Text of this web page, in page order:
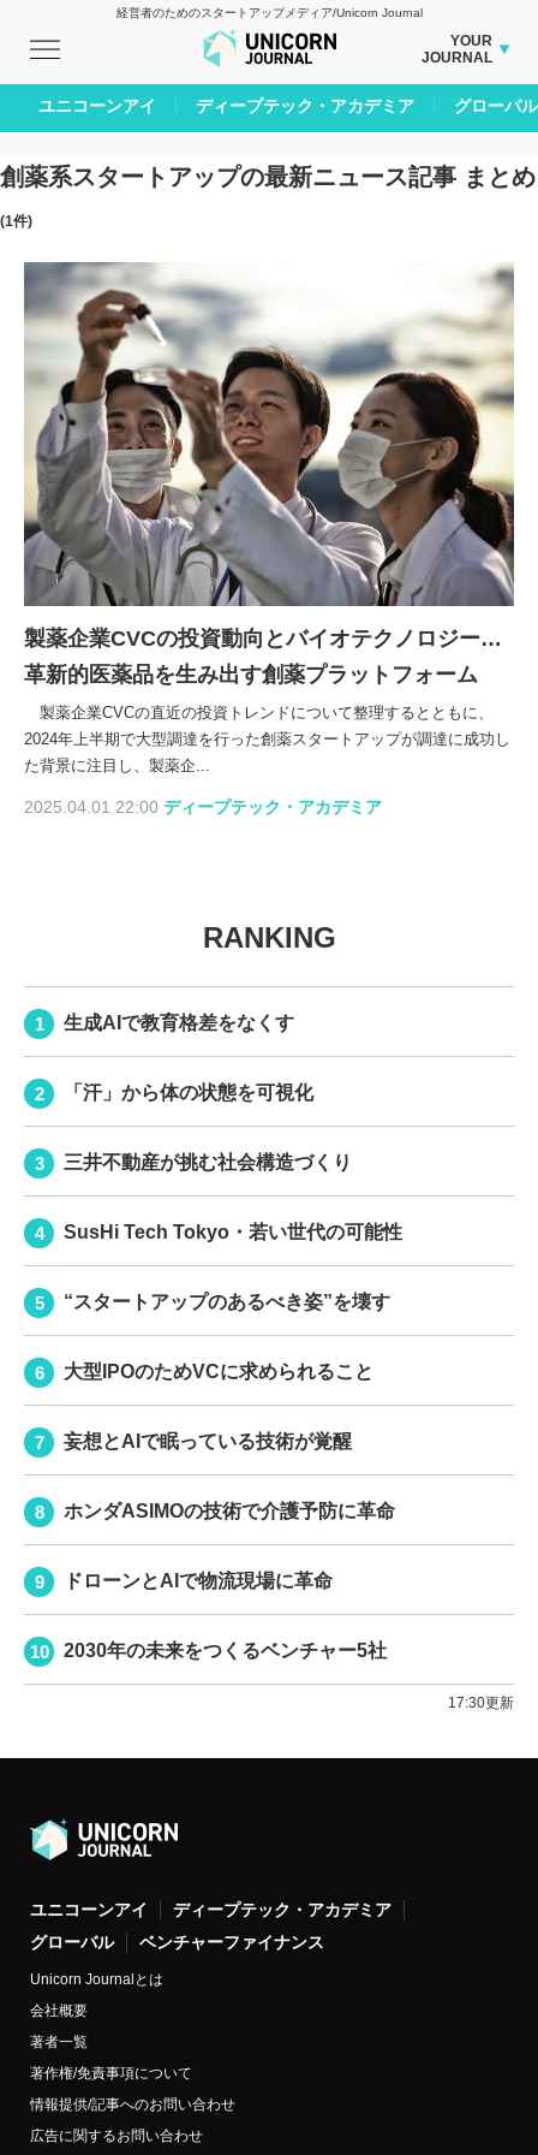
経営者のためのスタートアップメディア/Unicorn Journal
YOUR
JOURNAL
BUSINESS JOURNAL
CARBON CREDITS JOURNAL
IVS JOURNAL
AI JOURNAL
LIFE ENDING JOURNAL
REAL ESTATE BROKERAGE JOURNAL
SMART MARKETING JOURNAL
BPaaS JOURNAL
ADOPTABLE DOG JOURNAL
創薬系スタートアップの最新ニュース記事 まとめ
(1件)
製薬企業CVCの投資動向とバイオテクノロジー…
革新的医薬品を生み出す創薬プラットフォーム
製薬企業CVCの直近の投資トレンドについて整理するとともに、
2024年上半期で大型調達を行った創薬スタートアップが調達に成功し
た背景に注目し、製薬企...
2025.04.01 22:00 ディープテック・アカデミア
RANKING
生成AIで教育格差をなくす
「汗」から体の状態を可視化
三井不動産が挑む社会構造づくり
SusHi Tech Tokyo・若い世代の可能性
“スタートアップのあるべき姿”を壊す
大型IPOのためVCに求められること
妄想とAIで眠っている技術が覚醒
ホンダASIMOの技術で介護予防に革命
ドローンとAIで物流現場に革命
2030年の未来をつくるベンチャー5社
17:30更新
ユニコーンアイ
ディープテック・アカデミア
グローバル
ベンチャーファイナンス
Unicorn Journalとは
会社概要
著者一覧
著作権/免責事項について
情報提供/記事へのお問い合わせ
広告に関するお問い合わせ
ユニコーンアイ ディープテック・アカデミア グローバル